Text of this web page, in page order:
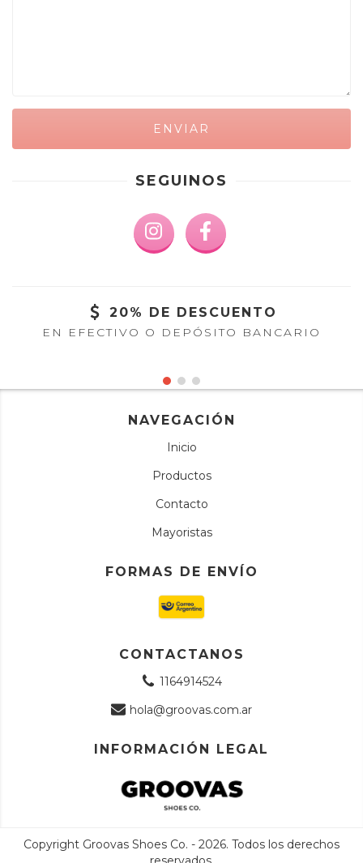
SEGUINOS
20% DE DESCUENTO
EN EFECTIVO O DEPÓSITO BANCARIO
NAVEGACIÓN
Inicio
Productos
Contacto
Mayoristas
FORMAS DE ENVÍO
CONTACTANOS
1164914524
hola@groovas.com.ar
INFORMACIÓN LEGAL
Copyright Groovas Shoes Co. - 2026. Todos los derechos